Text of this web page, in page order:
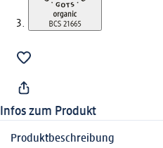
Infos zum Produkt
Produktbeschreibung